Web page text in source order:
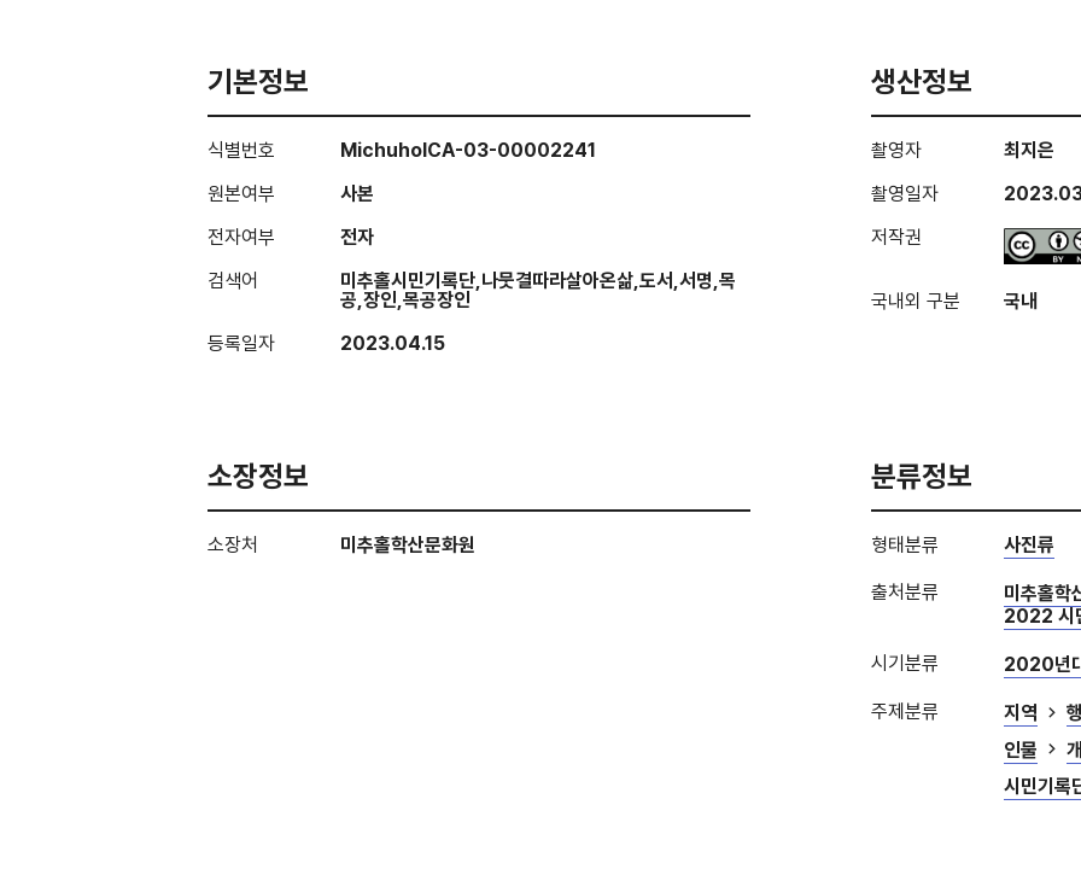
기본정보
식별번호
MichuholCA-03-00002241
원본여부
사본
전자여부
전자
검색어
미추홀시민기록단,나뭇결따라살아온삶,도서,서명,목
공,장인,목공장인
등록일자
2023.04.15
생산정보
촬영자
최지은
촬영일자
저작권
국내외 구분 국내
소장정보
소장처 미추홀학산문화원
분류정보
형태분류 사진류
출처분류
미추홀학
2022 시
시기분류 2020년
주제분류 지역
인물
시민기록